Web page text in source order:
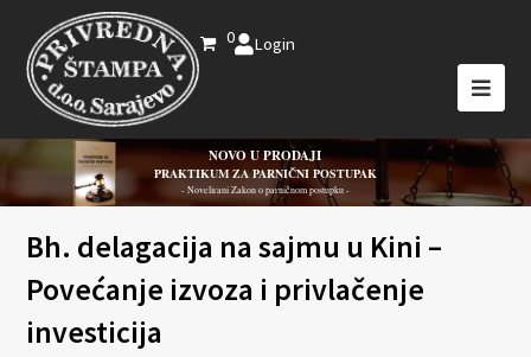
0 Login
NOVO U PRODAJI
PRAKTIKUM ZA PARNIČNI POSTUPAK
- Novelirani Zakon o parničnom postupku -
Bh. delagacija na sajmu u Kini –
Povećanje izvoza i privlačenje
investicija